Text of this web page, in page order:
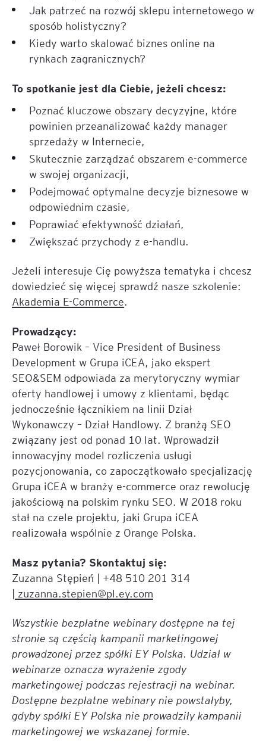
Jak patrzeć na rozwój sklepu internetowego w
sposób holistyczny?
Kiedy warto skalować biznes online na
rynkach zagranicznych?
To spotkanie jest dla Ciebie, jeżeli chcesz:
Poznać kluczowe obszary decyzyjne, które
powinien przeanalizować każdy manager
sprzedaży w Internecie,
Skutecznie zarządzać obszarem e-commerce
w swojej organizacji,
Podejmować optymalne decyzje biznesowe w
odpowiednim czasie,
Poprawiać efektywność działań,
Zwiększać przychody z e-handlu.
Jeżeli interesuje Cię powyższa tematyka i chcesz
dowiedzieć się więcej sprawdź nasze szkolenie:
Akademia E-Commerce.
Prowadzący:
Paweł Borowik – Vice President of Business
Development w Grupa iCEA, jako ekspert
SEO&SEM odpowiada za merytoryczny wymiar
oferty handlowej i umowy z klientami, będąc
jednocześnie łącznikiem na linii Dział
Wykonawczy – Dział Handlowy. Z branżą SEO
związany jest od ponad 10 lat. Wprowadził
innowacyjny model rozliczenia usługi
pozycjonowania, co zapoczątkowało specjalizację
Grupa iCEA w branży e-commerce oraz rewolucję
jakościową na polskim rynku SEO. W 2018 roku
stał na czele projektu, jaki Grupa iCEA
realizowała wspólnie z Orange Polska.
Masz pytania? Skontaktuj się:
Zuzanna Stępień | +48 510 201 314
| zuzanna.stepien@pl.ey.com
Wszystkie bezpłatne webinary dostępne na tej
stronie są częścią kampanii marketingowej
prowadzonej przez spółki EY Polska. Udział w
webinarze oznacza wyrażenie zgody
marketingowej podczas rejestracji na webinar.
Dostępne bezpłatne webinary nie powstałyby,
gdyby spółki EY Polska nie prowadziły kampanii
marketingowej we wskazanej formie.